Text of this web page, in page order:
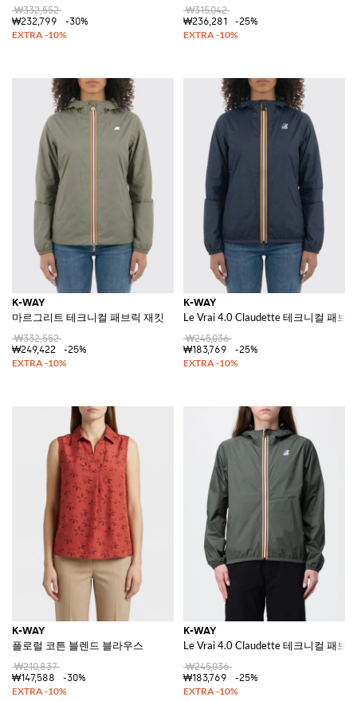
₩332,552
₩232,799
-30%
₩315,042
₩236,281
-25%
K-WAY
마르그리트 테크니컬 패브릭 재킷
₩332,552
₩249,422
-25%
K-WAY
Le Vrai 4.0 Claudette 테크니컬 패브
₩245,036
₩183,769
-25%
K-WAY
플로럴 코튼 블렌드 블라우스
₩210,837
₩147,588
-30%
K-WAY
Le Vrai 4.0 Claudette 테크니컬 패브
₩245,036
₩183,769
-25%